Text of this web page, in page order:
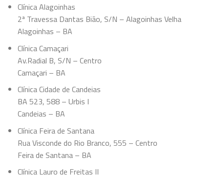
Clínica Alagoinhas
2ª Travessa Dantas Bião, S/N – Alagoinhas Velha
Alagoinhas – BA
Clínica Camaçari
Av.Radial B, S/N – Centro
Camaçari – BA
Clínica Cidade de Candeias
BA 523, 588 – Urbis I
Candeias – BA
Clínica Feira de Santana
Rua Visconde do Rio Branco, 555 – Centro
Feira de Santana – BA
Clínica Lauro de Freitas II